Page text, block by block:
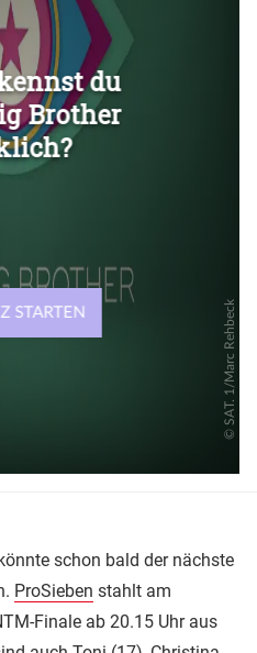
Überspringen
schon bald der nächste
ProSieben stahlt am
Finale ab 20.15 Uhr aus